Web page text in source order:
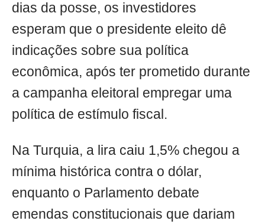
dias da posse, os investidores
esperam que o presidente eleito dê
indicações sobre sua política
econômica, após ter prometido durante
a campanha eleitoral empregar uma
política de estímulo fiscal.
Na Turquia, a lira caiu 1,5% chegou a
mínima histórica contra o dólar,
enquanto o Parlamento debate
emendas constitucionais que dariam